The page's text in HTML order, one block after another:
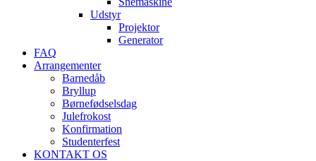
Udstyr
Projektor
Generator
FAQ
Arrangementer
Barnedåb
Bryllup
Børnefødselsdag
Julefrokost
Konfirmation
Studenterfest
KONTAKT OS